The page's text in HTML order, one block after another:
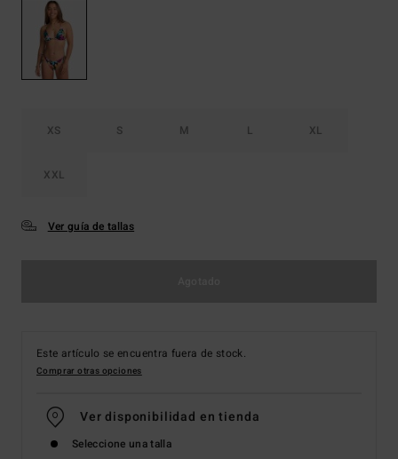
XS S M L XL
XXL
Ver guía de tallas
Este artículo se encuentra fuera de stock.
Comprar otras opciones
Ver disponibilidad en tienda
Seleccione una talla